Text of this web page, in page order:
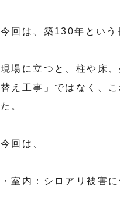
今回は、築130年という
現場に立つと、柱や床
替え工事」ではなく、
た。
今回は、
・室内：シロアリ被害